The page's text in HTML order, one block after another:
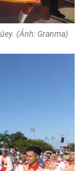
(Ảnh: Granma)